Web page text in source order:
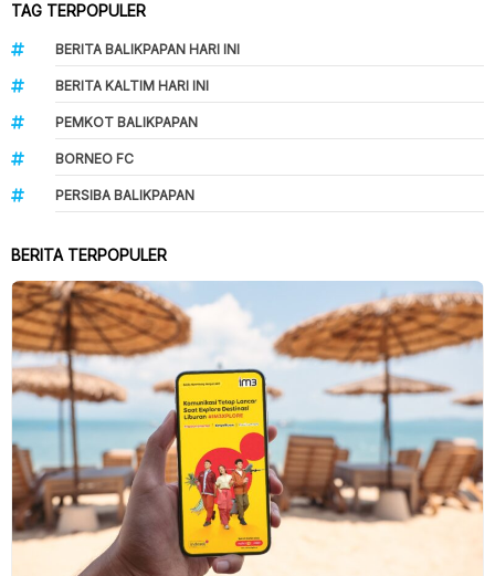
TAG TERPOPULER
BERITA BALIKPAPAN HARI INI
BERITA KALTIM HARI INI
PEMKOT BALIKPAPAN
BORNEO FC
PERSIBA BALIKPAPAN
BERITA TERPOPULER